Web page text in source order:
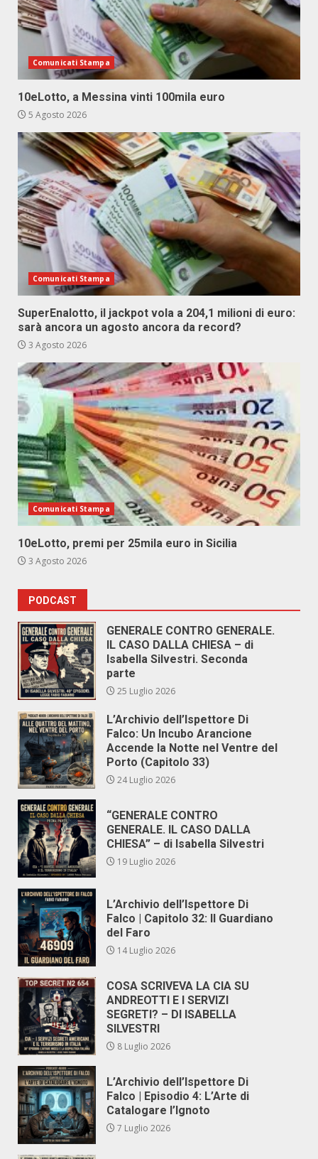
Comunicati Stampa
10eLotto, a Messina vinti 100mila euro
5 Agosto 2026
Comunicati Stampa
SuperEnalotto, il jackpot vola a 204,1 milioni di euro:
sarà ancora un agosto ancora da record?
3 Agosto 2026
Comunicati Stampa
10eLotto, premi per 25mila euro in Sicilia
3 Agosto 2026
PODCAST
GENERALE CONTRO GENERALE.
IL CASO DALLA CHIESA – di
Isabella Silvestri. Seconda
parte
25 Luglio 2026
L’Archivio dell’Ispettore Di
Falco: Un Incubo Arancione
Accende la Notte nel Ventre del
Porto (Capitolo 33)
24 Luglio 2026
“GENERALE CONTRO
GENERALE. IL CASO DALLA
CHIESA” – di Isabella Silvestri
19 Luglio 2026
L’Archivio dell’Ispettore Di
Falco | Capitolo 32: Il Guardiano
del Faro
14 Luglio 2026
COSA SCRIVEVA LA CIA SU
ANDREOTTI E I SERVIZI
SEGRETI? – DI ISABELLA
SILVESTRI
8 Luglio 2026
L’Archivio dell’Ispettore Di
Falco | Episodio 4: L’Arte di
Catalogare l’Ignoto
7 Luglio 2026